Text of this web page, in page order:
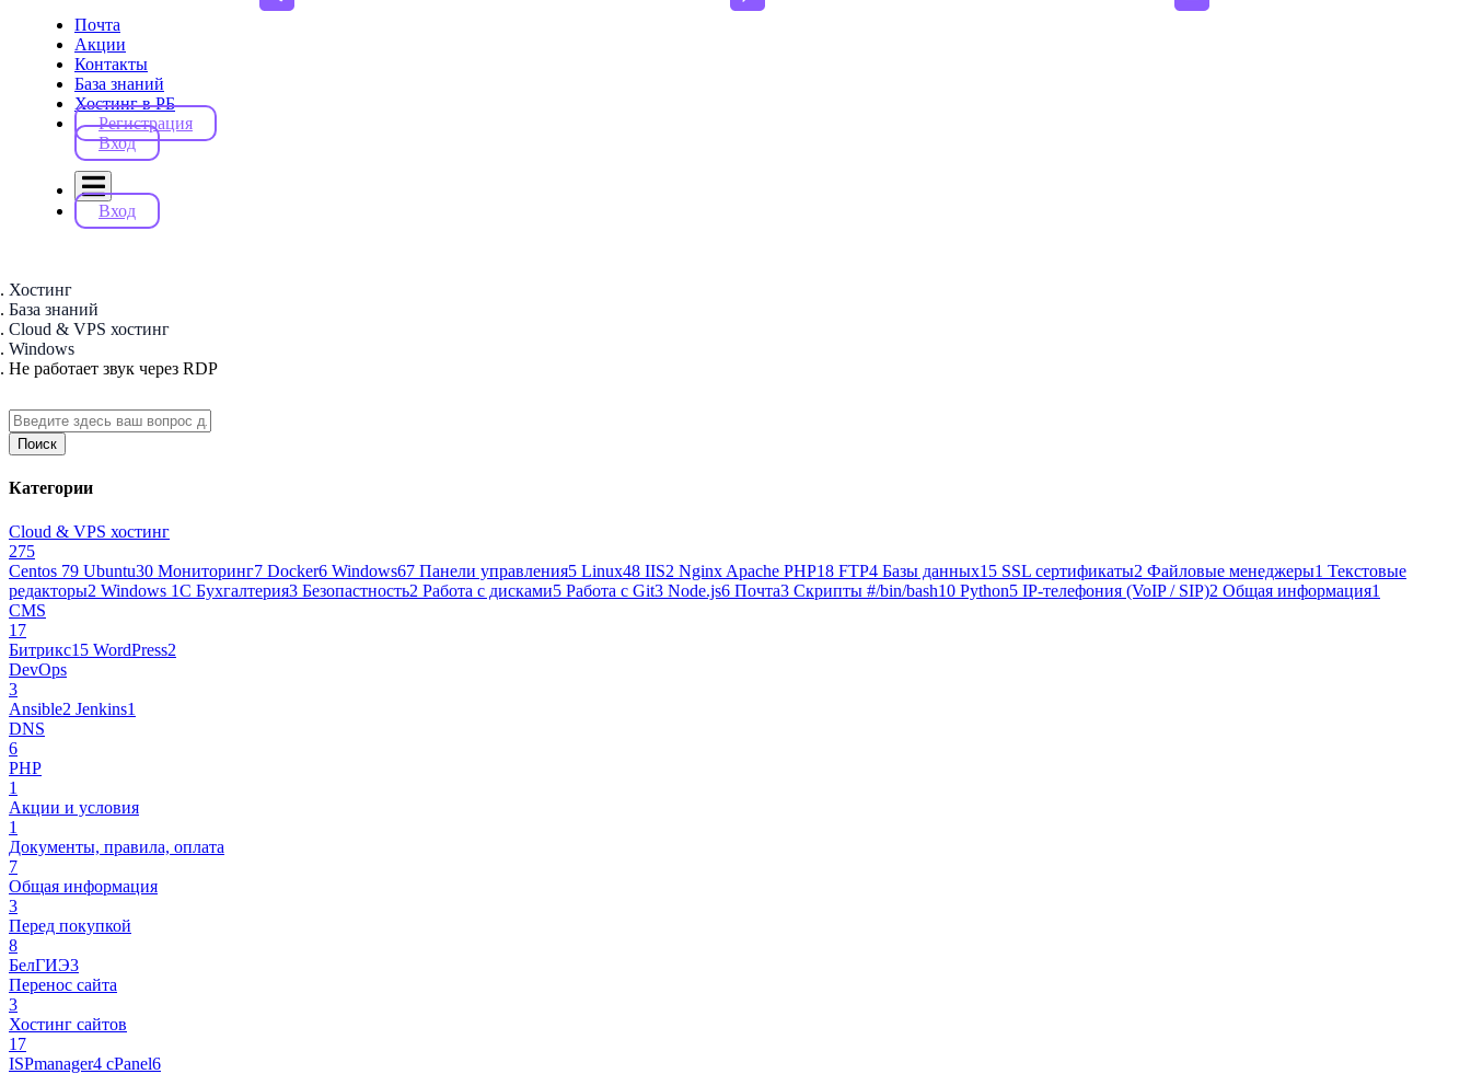
Почта
Акции
Контакты
База знаний
Хостинг в РБ
Регистрация
Вход
Вход
Хостинг
База знаний
Cloud & VPS хостинг
Windows
Не работает звук через RDP
Поиск
Категории
Cloud & VPS хостинг
275
Centos 79 Ubuntu30 Мониторинг7 Docker6 Windows67 Панели управления5 Linux48 IIS2 Nginx Apache PHP18 FTP4 Базы данных15 SSL сертификаты2 Файловые менеджеры1 Текстовые
редакторы2 Windows 1С Бухгалтерия3 Безопастность2 Работа с дисками5 Работа с Git3 Node.js6 Почта3 Cкрипты #/bin/bash10 Python5 IP-телефония (VoIP / SIP)2 Общая информация1
CMS
17
Битрикс15 WordPress2
DevOps
3
Ansible2 Jenkins1
DNS
6
PHP
1
Акции и условия
1
Документы, правила, оплата
7
Общая информация
3
Перед покупкой
8
БелГИЭ3
Перенос сайта
3
Хостинг сайтов
17
ISPmanager4 cPanel6